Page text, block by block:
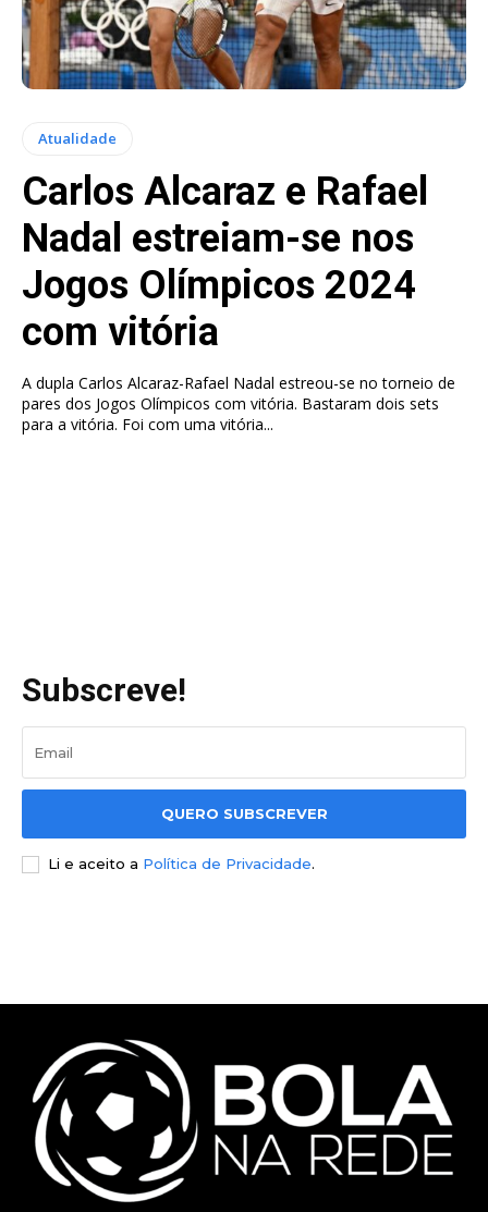
Atualidade
Carlos Alcaraz e Rafael
Nadal estreiam-se nos
Jogos Olímpicos 2024
com vitória
A dupla Carlos Alcaraz-Rafael Nadal estreou-se no torneio de
pares dos Jogos Olímpicos com vitória. Bastaram dois sets
para a vitória. Foi com uma vitória...
Subscreve!
QUERO SUBSCREVER
Li e aceito a Política de Privacidade.